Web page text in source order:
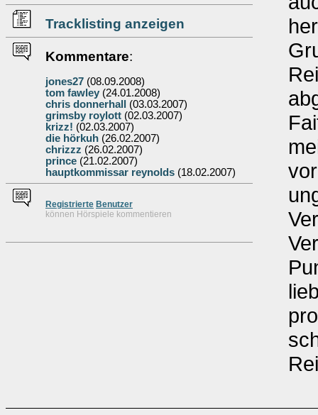
Tracklisting anzeigen
Kommentare:
jones27 (08.09.2008)
tom fawley (24.01.2008)
chris donnerhall
(03.03.2007)
grimsby roylott (02.03.2007)
krizz! (02.03.2007)
die hörkuh (26.02.2007)
chrizzz (26.02.2007)
prince (21.02.2007)
hauptkommissar reynolds (18.02.2007)
Registrierte Benutzer
können Hörspiele kommentieren